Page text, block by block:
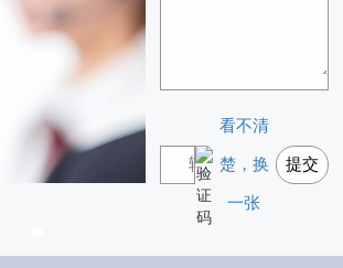
看不清
楚，换
一张
提交